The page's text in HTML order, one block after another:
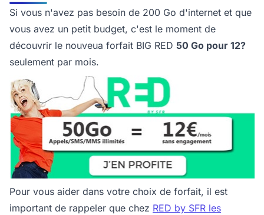
Si vous n'avez pas besoin de 200 Go d'internet et que
vous avez un petit budget, c'est le moment de
découvrir le nouveua forfait BIG RED 50 Go pour 12?
seulement par mois.
Pour vous aider dans votre choix de forfait, il est
important de rappeler que chez RED by SFR les